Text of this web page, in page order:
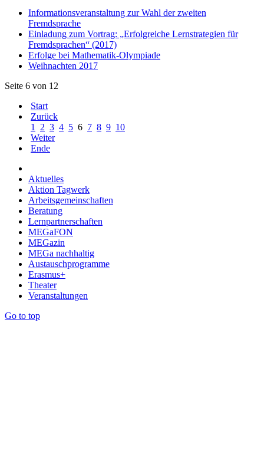
Informationsveranstaltung zur Wahl der zweiten
Fremdsprache
Einladung zum Vortrag: „Erfolgreiche Lernstrategien für
Fremdsprachen“ (2017)
Erfolge bei Mathematik-Olympiade
Weihnachten 2017
Seite 6 von 12
Start
Zurück
1
2 3 4 5 6 7 8 9 10
Weiter
Ende
Aktuelles
Aktion Tagwerk
Arbeitsgemeinschaften
Beratung
Lernpartnerschaften
MEGaFON
MEGazin
MEGa nachhaltig
Austauschprogramme
Erasmus+
Theater
Veranstaltungen
Go to top